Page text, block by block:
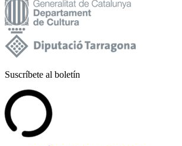
Suscríbete al boletín